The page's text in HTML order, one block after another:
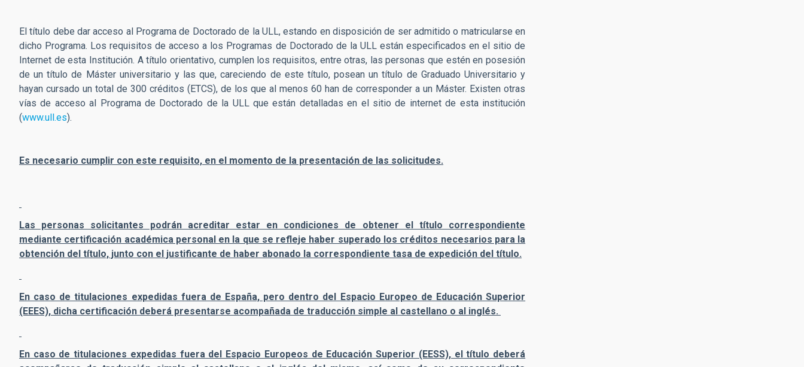
El título debe dar acceso al Programa de Doctorado de la ULL, estando en disposición de ser admitido o matricularse en
dicho Programa. Los requisitos de acceso a los Programas de Doctorado de la ULL están especificados en el sitio de
Internet de esta Institución. A título orientativo, cumplen los requisitos, entre otras, las personas que estén en posesión
de un título de Máster universitario y las que, careciendo de este título, posean un título de Graduado Universitario y
hayan cursado un total de 300 créditos (ETCS), de los que al menos 60 han de corresponder a un Máster. Existen otras
vías de acceso al Programa de Doctorado de la ULL que están detalladas en el sitio de internet de esta institución
(www.ull.es).
Es necesario cumplir con este requisito, en el momento de la presentación de las solicitudes.
Las personas solicitantes podrán acreditar estar en condiciones de obtener el título correspondiente
mediante certificación académica personal en la que se refleje haber superado los créditos necesarios para la
obtención del título, junto con el justificante de haber abonado la correspondiente tasa de expedición del título.
En caso de titulaciones expedidas fuera de España, pero dentro del Espacio Europeo de Educación Superior
(EEES), dicha certificación deberá presentarse acompañada de traducción simple al castellano o al inglés.
En caso de titulaciones expedidas fuera del Espacio Europeos de Educación Superior (EESS), el título deberá